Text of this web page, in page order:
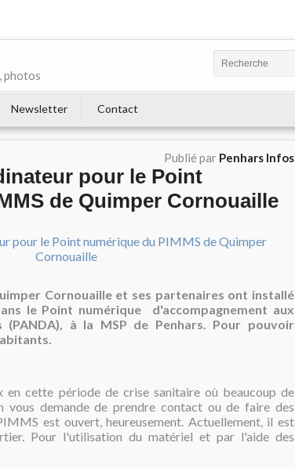
photos
Newsletter Contact
Publié par Penhars Infos
pour le Point
de Quimper Cornouaille
Cornouaille et ses partenaires ont installé
le Point numérique d'accompagnement aux
(PANDA), à la MSP de Penhars. Pour pouvoir
en cette période de crise sanitaire où beaucoup de
vous demande de prendre contact ou de faire des
est ouvert, heureusement. Actuellement, il est
Pour l'utilisation du matériel et par l'aide des